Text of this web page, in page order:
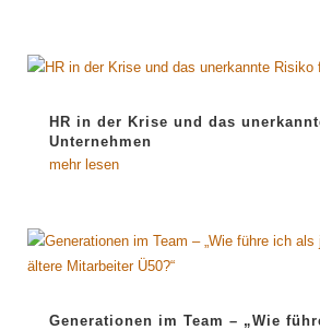
HR in der Krise und das
Unternehmen
mehr lesen
Generationen im Team – „Wie